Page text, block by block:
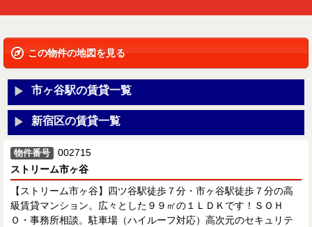
この物件の地図を見る
市ヶ谷駅の賃貸一覧
新宿区の賃貸一覧
物件番号
002715
ストリーム市ヶ谷
【ストリーム市ヶ谷】四ツ谷駅徒歩７分・市ヶ谷駅徒歩７分の高
級賃貸マンション。広々とした９９㎡の１ＬＤＫです！ＳＯＨ
Ｏ・事務所相談。駐車場（ハイルーフ対応）高次元のセキュリテ